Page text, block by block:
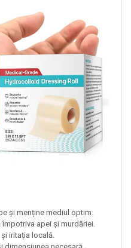
și menține mediul optim.
apei și murdăriei.
iritația locală.